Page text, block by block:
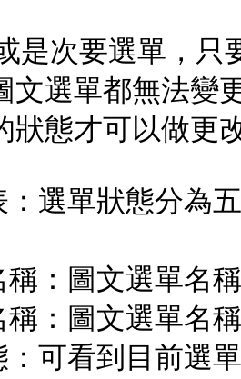
是次要選單，只
文選單都無法變
狀態才可以做更
選單狀態分為
：圖文選單名
：圖文選單名
可看到目前選